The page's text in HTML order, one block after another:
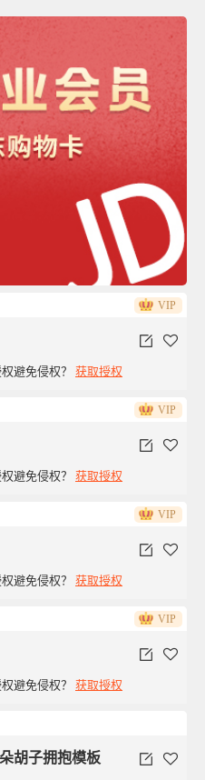
VIP
避免侵权？ 获取授权
VIP
避免侵权？ 获取授权
VIP
避免侵权？ 获取授权
VIP
避免侵权？ 获取授权
胡子拥抱模板